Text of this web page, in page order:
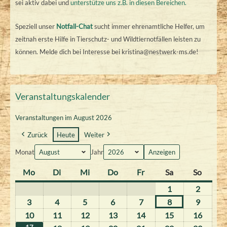
sei aktiv dabei undunterstütze uns z.B. in diesen Bereichen.
Speziell unser Notfall-Chatsucht immer ehrenamtliche Helfer, um
zeitnah erste Hilfe in Tierschutz- und Wildtiernotfällen leisten zu
können. Melde dich bei Interesse bei kristina@nestwerk-ms.de!
Veranstaltungskalender
Veranstaltungen im August 2026
Zurück Heute Weiter
Monat Jahr
Mo
o
n
t
a
Di
i
e
n
s
MiM
i
t
t
w
DoD
o
n
n
e
FrF
r
e
i
t
SaS
a
m
s
t
So
o
n
n
t
1
.
A
22
.
A
33
.
44
.
5
.
66
.
77
.
88
.
99
.
101
11 121
131
141
15 161